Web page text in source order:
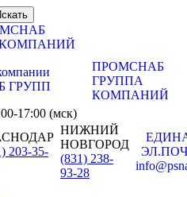
ПРОМСНАБ
ГРУППА
КОМПАНИЙ
17:00 (мск)
203-35-
НИЖНИЙ
НОВГОРОД
(831) 238-
93-28